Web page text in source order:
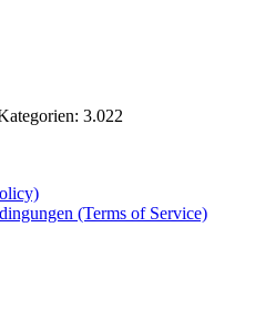
3.022
(Terms of Service)